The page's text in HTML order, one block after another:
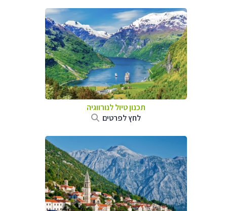
תכנון טיול לנורווגיה
לחץ לפרטים